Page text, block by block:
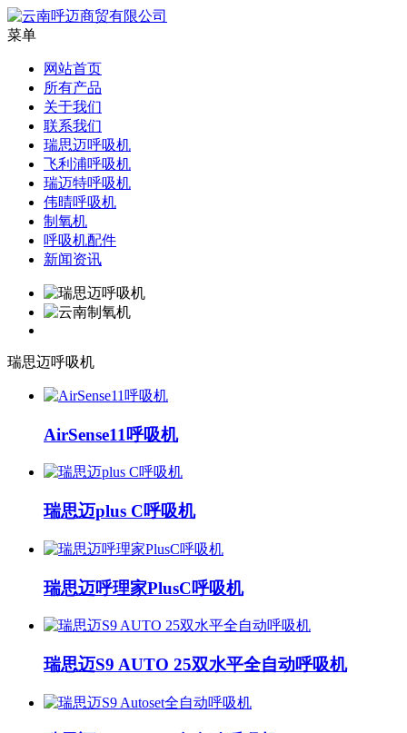
菜单
网站首页
所有产品
关于我们
联系我们
瑞思迈呼吸机
飞利浦呼吸机
瑞迈特呼吸机
伟晴呼吸机
制氧机
呼吸机配件
新闻资讯
瑞思迈呼吸机
AirSense11呼吸机
瑞思迈plus C呼吸机
瑞思迈呼理家PlusC呼吸机
瑞思迈S9 AUTO 25双水平全自动呼吸机